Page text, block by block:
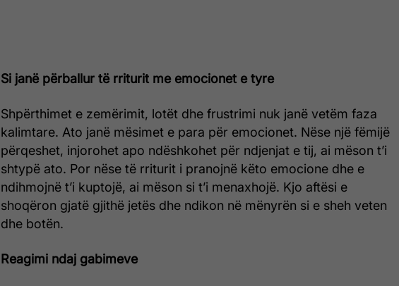
Si janë përballur të rriturit me emocionet e tyre
Shpërthimet e zemërimit, lotët dhe frustrimi nuk janë vetëm faza
kalimtare. Ato janë mësimet e para për emocionet. Nëse një fëmijë
përqeshet, injorohet apo ndëshkohet për ndjenjat e tij, ai mëson t’i
shtypë ato. Por nëse të rriturit i pranojnë këto emocione dhe e
ndihmojnë t’i kuptojë, ai mëson si t’i menaxhojë. Kjo aftësi e
shoqëron gjatë gjithë jetës dhe ndikon në mënyrën si e sheh veten
dhe botën.
Reagimi ndaj gabimeve